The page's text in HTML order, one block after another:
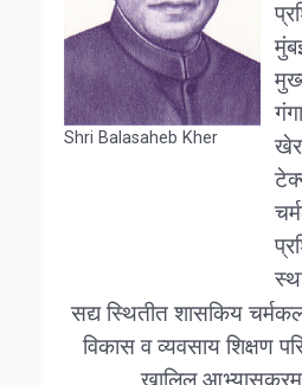
Shri Balasaheb Kher
सद्य स्थितीत शासकिय
विकास व व्यवसाय शिक्षण